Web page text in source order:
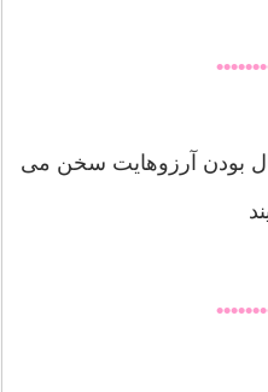
بودن آرزوهایت سخن می